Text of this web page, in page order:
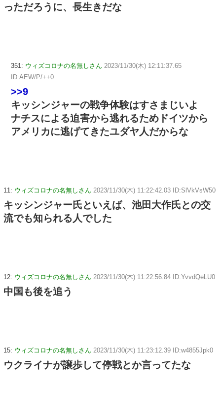
っただろうに、長生きだな
351: ウィズコロナの名無しさん 2023/11/30(木) 12:11:37.65
ID:AEW/P/++0
>>9
キッシンジャーの戦争体験はすさまじいよ
ナチスによる迫害から逃れるためドイツから
アメリカに逃げてきたユダヤ人だからな
11: ウィズコロナの名無しさん 2023/11/30(木) 11:22:42.03 ID:SlVkVsW50
キッシンジャー氏といえば、池田大作氏との交
流でも知られる人でした
12: ウィズコロナの名無しさん 2023/11/30(木) 11:22:56.84 ID:YvvdQeLU0
中国も後を追う
15: ウィズコロナの名無しさん 2023/11/30(木) 11:23:12.39 ID:w4855Jpk0
ウクライナが譲歩して停戦とか言ってたな